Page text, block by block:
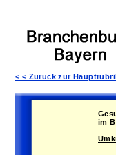
< < Zurück zur
im